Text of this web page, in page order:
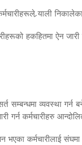
र्‍याली
हकहितमा ऐन जारी
व्यवस्था
गर्न कर्मचारीहरु
कर्मचारीलाई